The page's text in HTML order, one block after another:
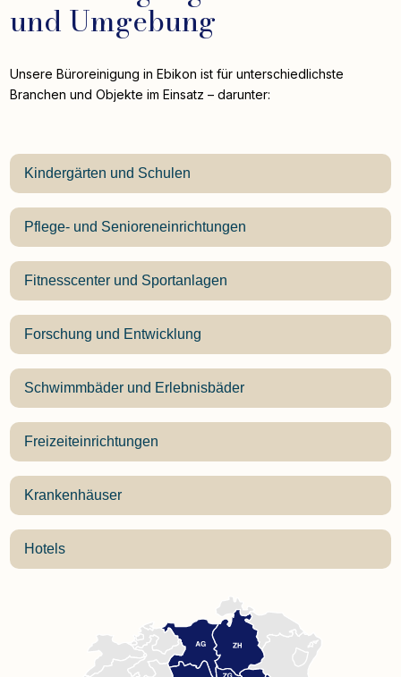
und Umgebung
Unsere Büroreinigung in Ebikon ist für unterschiedlichste
Branchen und Objekte im Einsatz – darunter:
Kindergärten und Schulen
Pflege- und Senioreneinrichtungen
Fitnesscenter und Sportanlagen
Forschung und Entwicklung
Schwimmbäder und Erlebnisbäder
Freizeiteinrichtungen
Krankenhäuser
Hotels